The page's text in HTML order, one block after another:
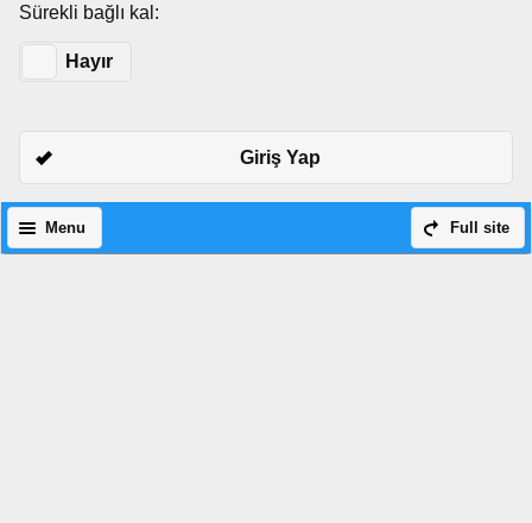
Sürekli bağlı kal:
Hayır
Giriş Yap
Full site
Menu